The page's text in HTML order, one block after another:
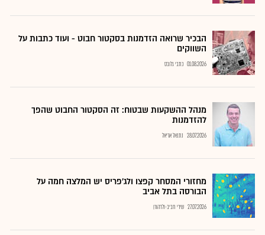
הבכיר שרואה הזדמנות בסקטור חבוט - ועוד כתבות על
השווקים
01.08.2026 כתבי גלובס
מנהל ההשקעות שבטוח: זה הסקטור החבוט שהפך
להזדמנות
28.07.2026 נתנאל אריאל
מחזורי המסחר קפצו ולג'פריס יש המלצה חמה על
הבורסה בתל אביב
27.07.2026 שירי חביב-ולדהורן